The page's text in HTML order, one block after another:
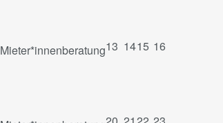
Mieter*innenberatung13 1415 16